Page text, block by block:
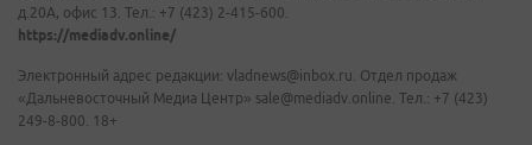
д.20А, офис 13. Тел.: +7 (423) 2-415-600.
https://mediadv.online/
Электронный адрес редакции: vladnews@inbox.ru. Отдел продаж
«Дальневосточный Медиа Центр» sale@mediadv.online. Тел.: +7 (423)
249-8-800. 18+